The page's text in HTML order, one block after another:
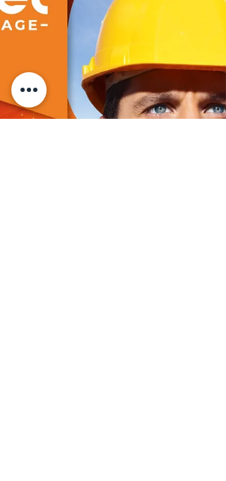
réalisation des installations événementielles
du festival à Lyon. Une collaboration qui
illustre notre savoir-faire en échafaudage
événementiel et notre engagement culturel